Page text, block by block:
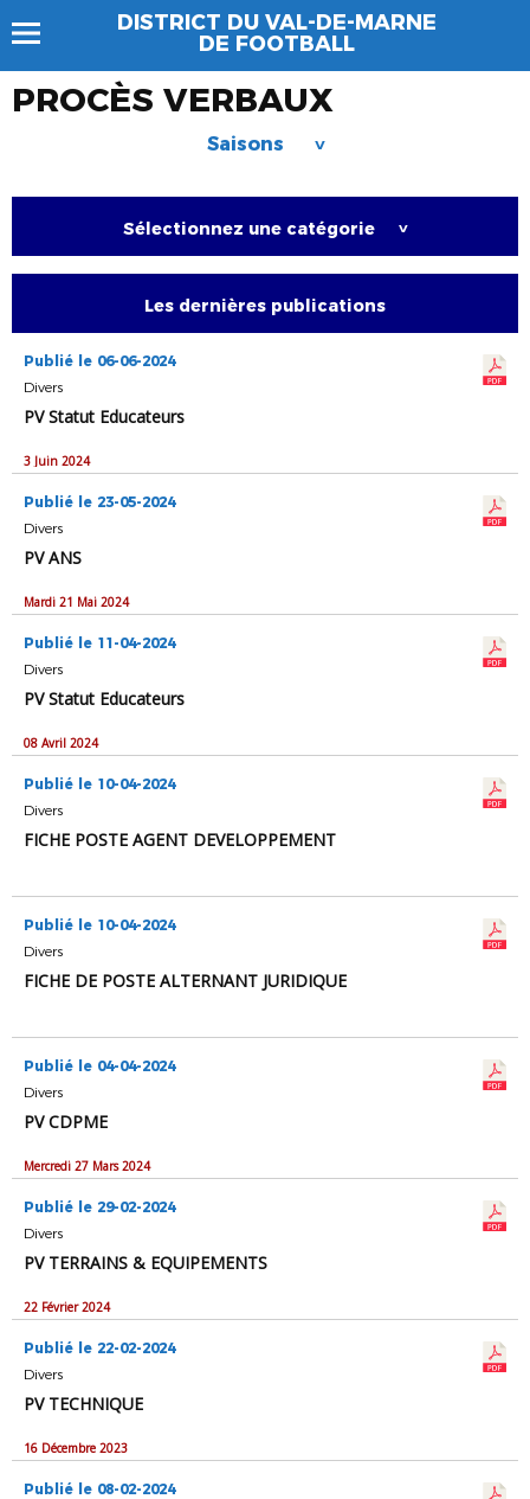
DISTRICT DU VAL-DE-MARNE
DE FOOTBALL
PROCÈS VERBAUX
Saisons >
Sélectionnez une catégorie >
Les dernières publications
Publié le 06-06-2024
Divers
PV Statut Educateurs
3 Juin 2024
Publié le 23-05-2024
Divers
PV ANS
Mardi 21 Mai 2024
Publié le 11-04-2024
Divers
PV Statut Educateurs
08 Avril 2024
Publié le 10-04-2024
Divers
FICHE POSTE AGENT DEVELOPPEMENT
Publié le 10-04-2024
Divers
FICHE DE POSTE ALTERNANT JURIDIQUE
Publié le 04-04-2024
Divers
PV CDPME
Mercredi 27 Mars 2024
Publié le 29-02-2024
Divers
PV TERRAINS & EQUIPEMENTS
22 Février 2024
Publié le 22-02-2024
Divers
PV TECHNIQUE
16 Décembre 2023
Publié le 08-02-2024